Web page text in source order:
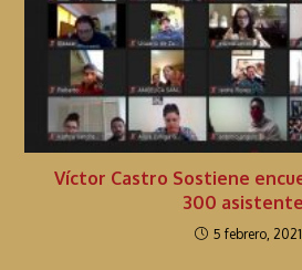
Víctor Castro Sostiene
300
5 febrero, 2021